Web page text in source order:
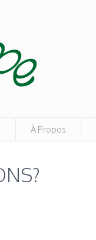
À Propos